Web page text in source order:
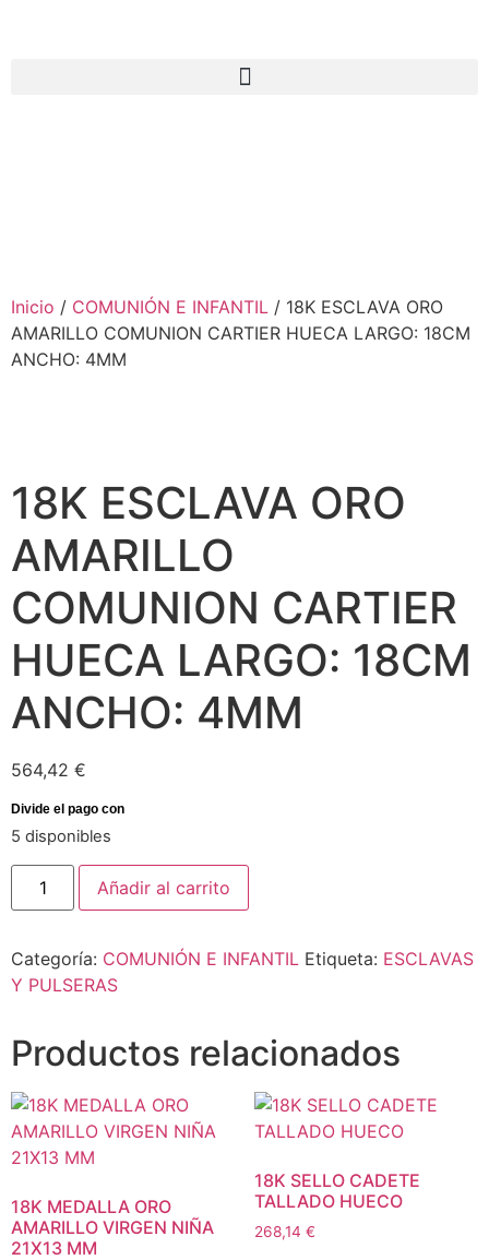
Inicio / COMUNIÓN E INFANTIL / 18K ESCLAVA ORO
AMARILLO COMUNION CARTIER HUECA LARGO: 18CM
ANCHO: 4MM
18K ESCLAVA ORO
AMARILLO
COMUNION CARTIER
HUECA LARGO: 18CM
ANCHO: 4MM
564,42 €
5 disponibles
Añadir al carrito
Categoría: COMUNIÓN E INFANTIL Etiqueta: ESCLAVAS
Y PULSERAS
Productos relacionados
18K MEDALLA ORO
AMARILLO VIRGEN NIÑA
21X13 MM
18K SELLO CADETE
TALLADO HUECO
268,14 €